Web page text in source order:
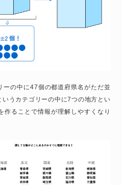
ーの中に47個の都道府県名がただ並
うカテゴリーの中に7つの地方とい
作ることで情報が理解しやすくなり